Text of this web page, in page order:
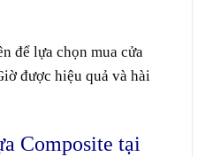
để lựa chọn mua cửa
được hiệu quả và hài
Composite tại